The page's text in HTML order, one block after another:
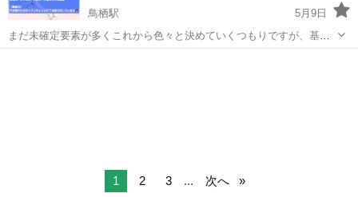
鳥栖駅
5月9日
まだ未確定要素が多くこれから色々と決めていくつもりですが、基本
的には子供も大人も混ざって楽しくプレーできるといいなと思ってま
1 2 3 ... 次へ